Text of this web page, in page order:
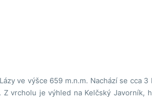
ve výšce 659 m.n.m. Nachází se cca 3
vrcholu je výhled na Kelčský Javorník,